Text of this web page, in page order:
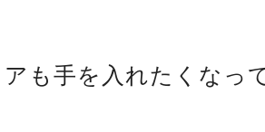
も手を入れたくなっ